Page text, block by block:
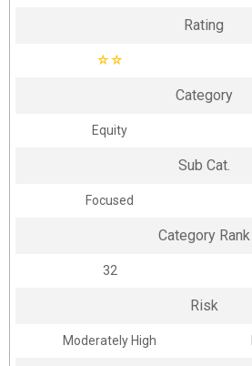
Rating
☆☆
Category
Equity
Sub Cat.
Focused
Category Rank
32
Risk
Moderately High